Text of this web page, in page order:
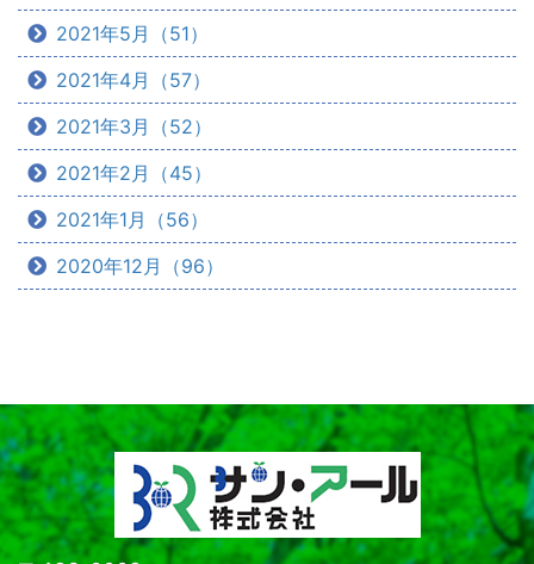
2021年5月（51）
2021年4月（57）
2021年3月（52）
2021年2月（45）
2021年1月（56）
2020年12月（96）